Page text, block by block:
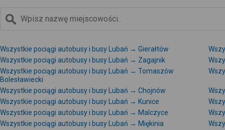
Wszystkie pociągi autobusy i busy Lubań → Gierałtów
Wszystkie pociągi autobusy i busy Lubań → Zagajnik
Wszystkie pociągi autobusy i busy Lubań → Tomaszów
Bolesławiecki
Wszystkie pociągi autobusy i busy Lubań → Chojnów
Wszystkie pociągi autobusy i busy Lubań → Kunice
Wszystkie pociągi autobusy i busy Lubań → Malczyce
Wszystkie pociągi autobusy i busy Lubań → Miękinia